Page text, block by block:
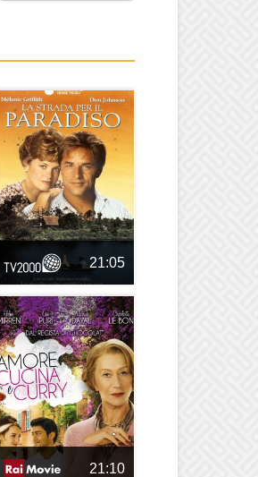
21:05
21:10